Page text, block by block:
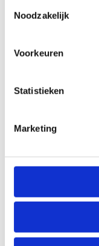
Noodzakelijk
Voorkeuren
Statistieken
Marketing